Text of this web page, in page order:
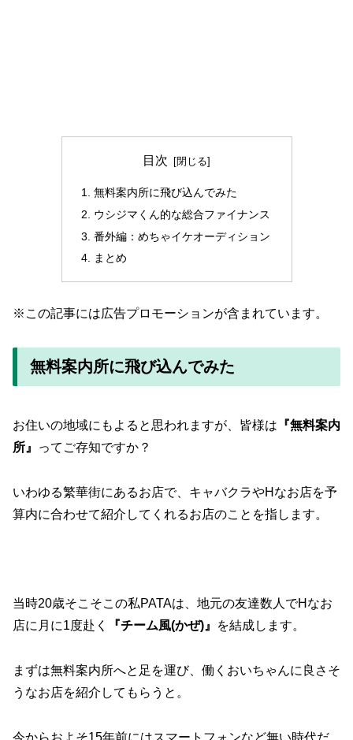
目次
無料案内所に飛び込んでみた
ウシジマくん的な総合ファイナンス
番外編：めちゃイケオーディション
まとめ
※この記事には広告プロモーションが含まれています。
無料案内所に飛び込んでみた
お住いの地域にもよると思われますが、皆様は 『無料案内
所』
ってご存知ですか？
いわゆる繁華街にあるお店で、キャバクラやHなお店を予
算内に合わせて紹介してくれるお店のことを指します。
当時20歳そこそこの私PATAは、地元の友達数人でHなお
店に月に1度赴く
『チーム風(かぜ)』 を結成します。
まずは無料案内所へと足を運び、働くおいちゃんに良さそ
うなお店を紹介してもらうと。
今からおよそ15年前にはスマートフォンなど無い時代だ